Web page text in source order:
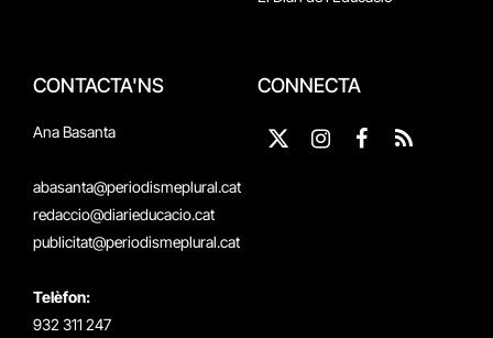
CONTACTA'NS
Ana Basanta
abasanta@periodismeplural.cat
redaccio@diarieducacio.cat
publicitat@periodismeplural.cat
Telèfon:
932 311 247
CONNECTA
X
Instagram
Facebook
RSS